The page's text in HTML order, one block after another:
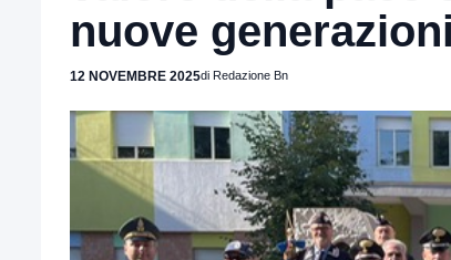
nuove generazioni
12 NOVEMBRE 2025di Redazione Bn